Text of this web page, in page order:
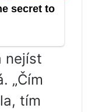
nejíst
„Čím
tím